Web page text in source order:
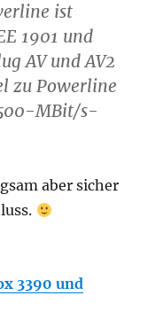
ist
1901 und
AV und AV2
zu Powerline
MBit/s-
aber sicher
3390 und